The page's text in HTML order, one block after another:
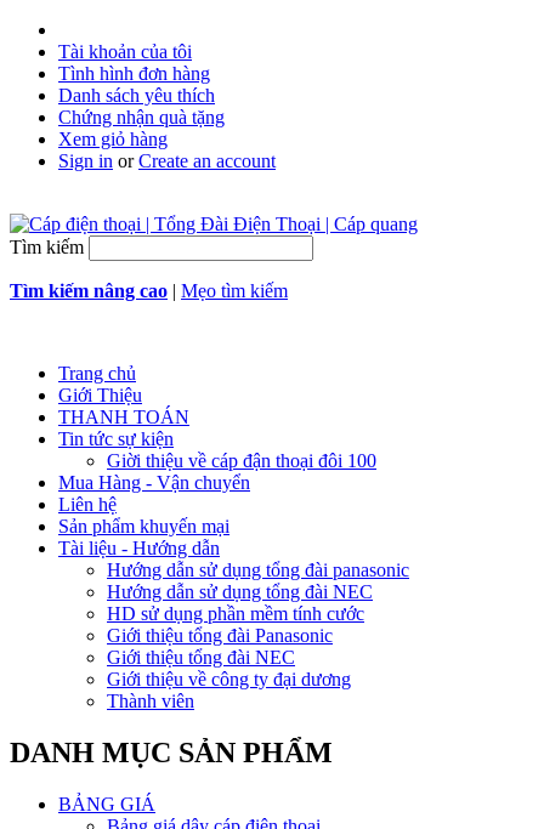
Tài khoản của tôi
Tình hình đơn hàng
Danh sách yêu thích
Chứng nhận quà tặng
Xem giỏ hàng
Sign in orCreate an account
Tìm kiếm
Tìm kiếm nâng cao | Mẹo tìm kiếm
Trang chủ
Giới Thiệu
THANH TOÁN
Tin tức sự kiện
Giời thiệu về cáp đận thoại đôi 100
Mua Hàng - Vận chuyển
Liên hệ
Sản phẩm khuyến mại
Tài liệu - Hướng dẫn
Hướng dẫn sử dụng tổng đài panasonic
Hướng dẫn sử dụng tổng đài NEC
HD sử dụng phần mềm tính cước
Giới thiệu tổng đài Panasonic
Giới thiệu tổng đài NEC
Giới thiệu về công ty đại dương
Thành viên
DANH MỤC SẢN PHẨM
BẢNG GIÁ